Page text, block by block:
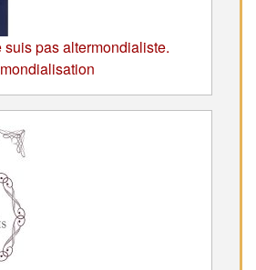
pas altermondialiste.